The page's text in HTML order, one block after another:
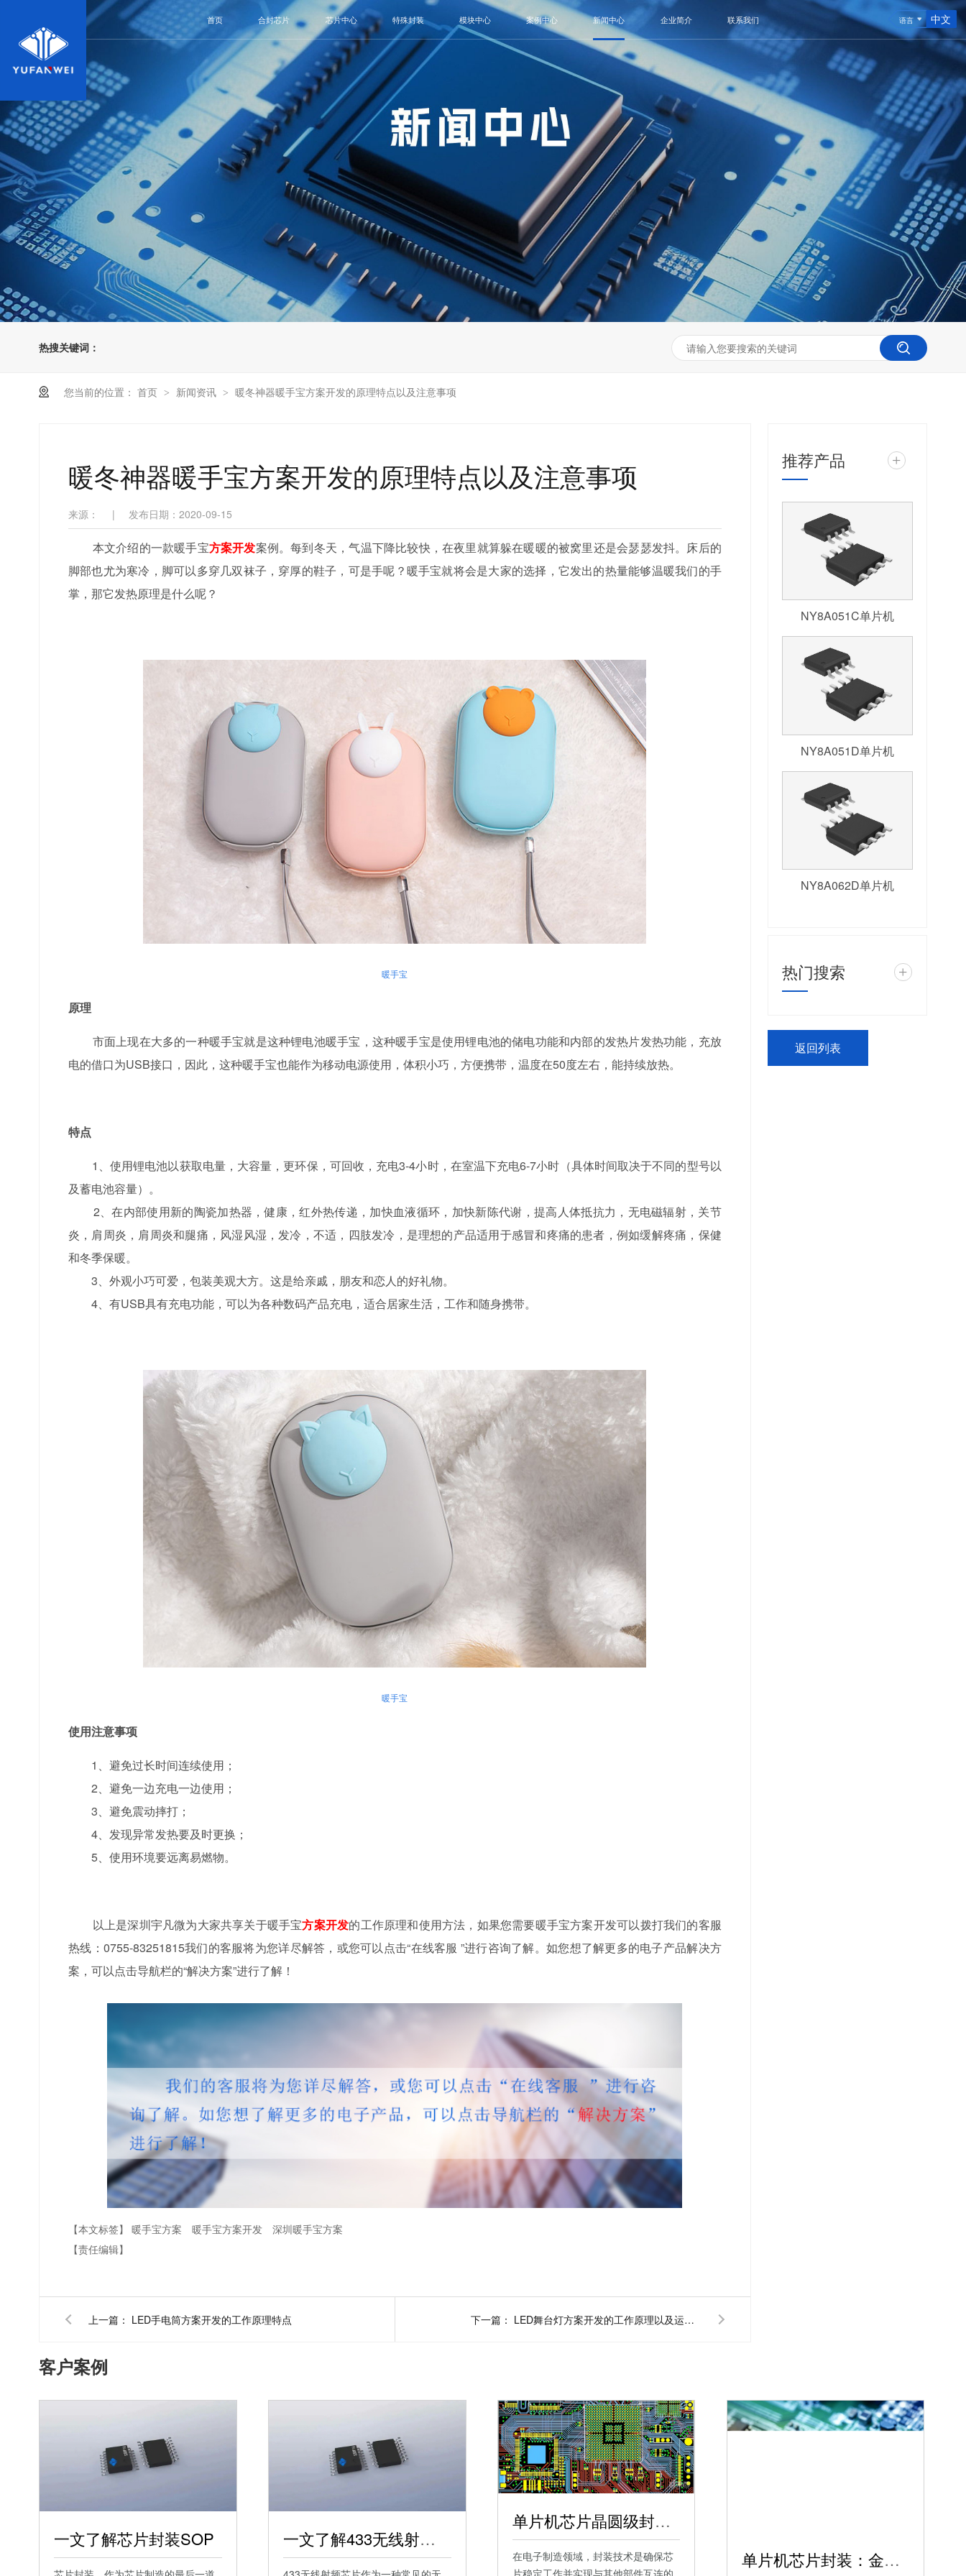
语言 中文
首页 合封芯片 芯片中心 特殊封装 模块中心 案例中心 新闻中心 企业简介 联系我们
热搜关键词：
您当前的位置： 首页 > 新闻资讯 > 暖冬神器暖手宝方案开发的原理特点以及注意事项
暖冬神器暖手宝方案开发的原理特点以及注意事项
来源： | 发布日期：2020-09-15
本文介绍的一款暖手宝方案开发案例。每到冬天，气温下降比较快，在夜里就算躲在暖暖的被窝里还是会瑟瑟发抖。床后的
脚部也尤为寒冷，脚可以多穿几双袜子，穿厚的鞋子，可是手呢？暖手宝就将会是大家的选择，它发出的热量能够温暖我们的手
掌，那它发热原理是什么呢？
暖手宝
原理
市面上现在大多的一种暖手宝就是这种锂电池暖手宝，这种暖手宝是使用锂电池的储电功能和内部的发热片发热功能，充放
电的借口为USB接口，因此，这种暖手宝也能作为移动电源使用，体积小巧，方便携带，温度在50度左右，能持续放热。
特点
1、使用锂电池以获取电量，大容量，更环保，可回收，充电3-4小时，在室温下充电6-7小时（具体时间取决于不同的型号以
及蓄电池容量）。
2、在内部使用新的陶瓷加热器，健康，红外热传递，加快血液循环，加快新陈代谢，提高人体抵抗力，无电磁辐射，关节
炎，肩周炎，肩周炎和腿痛，风湿风湿，发冷，不适，四肢发冷，是理想的产品适用于感冒和疼痛的患者，例如缓解疼痛，保健
和冬季保暖。
3、外观小巧可爱，包装美观大方。这是给亲戚，朋友和恋人的好礼物。
4、有USB具有充电功能，可以为各种数码产品充电，适合居家生活，工作和随身携带。
暖手宝
使用注意事项
1、避免过长时间连续使用；
2、避免一边充电一边使用；
3、避免震动摔打；
4、发现异常发热要及时更换；
5、使用环境要远离易燃物。
以上是深圳宇凡微为大家共享关于暖手宝方案开发的工作原理和使用方法，如果您需要暖手宝方案开发可以拨打我们的客服
热线：0755-83251815我们的客服将为您详尽解答，或您可以点击“在线客服 ”进行咨询了解。如您想了解更多的电子产品解决方
案，可以点击导航栏的“解决方案”进行了解！
【本文标签】暖手宝方案 暖手宝方案开发
深圳暖手宝方案
【责任编辑】
上一篇： LED手电筒方案开发的工作原理特点 下一篇： LED舞台灯方案开发的工作原理以及运用范围
推荐产品 +
NY8A051C单片机
NY8A051D单片机
NY8A062D单片机
热门搜索 +
返回列表
客户案例
一文了解芯片封装SOP 一文了解433无线射频芯片
单片机芯片晶圆级封装与晶片级封装比较，单片机芯片封装大全
在电子制造领域，封装技术是确保芯
片稳定工作并实现与其他部件互连的
单片机芯片封装：金属、陶瓷与玻璃封装的特色与应用，单片机芯片类型全解析